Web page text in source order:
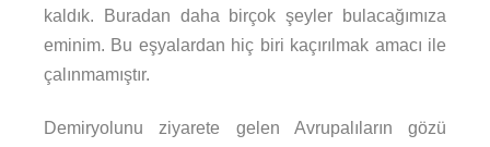
kaldık. Buradan daha birçok şeyler bulacağımıza
eminim. Bu eşyalardan hiç biri kaçırılmak amacı ile
çalınmamıştır.
Demiryolunu ziyarete gelen Avrupalıların gözü